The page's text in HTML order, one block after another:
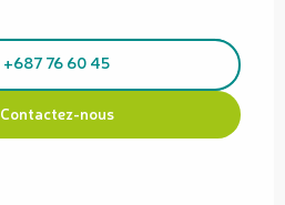
+687 76 60 45
Contactez-nous